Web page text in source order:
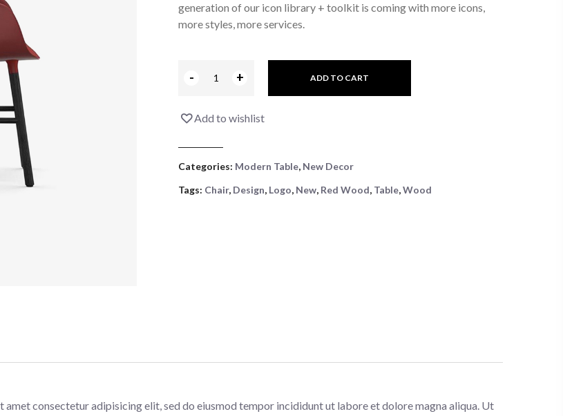
generation of our icon library + toolkit is coming with more icons,
more styles, more services.
- + ADD TO CART
Add to wishlist
Categories: Modern Table, New Decor
Tags: Chair, Design, Logo, New, Red Wood, Table,Wood
amet consectetur adipisicing elit, sed do eiusmod tempor incididunt ut labore et dolore magna aliqua. Ut